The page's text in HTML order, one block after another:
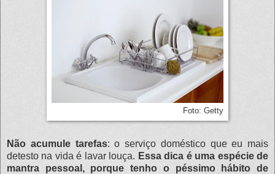
Foto: Getty
Não acumule tarefas: o serviço doméstico que eu mais
detesto na vida é lavar louça. Essa dica é uma espécie de
mantra pessoal, porque tenho o péssimo hábito de